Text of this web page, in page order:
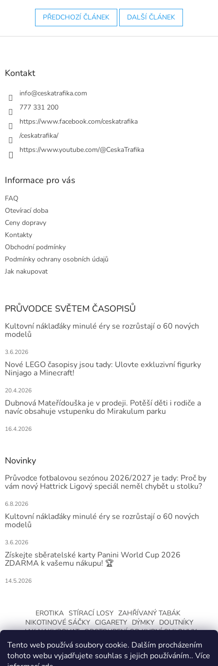
Tento web používá soubory cookie. Dalším procházením
tohoto webu vyjadřujete souhlas s jejich používáním.. Více
PŘEDCHOZÍ ČLÁNEK DALŠÍ ČLÁNEK
Z
Kontakt
info@ceskatrafika.com
777 331 200
https://www.facebook.com/ceskatrafika
/ceskatrafika/
https://www.youtube.com/@CeskaTrafika
Informace pro vás
FAQ
Otevírací doba
Ceny dopravy
Kontakty
Obchodní podmínky
Podmínky ochrany osobních údajů
Jak nakupovat
PRŮVODCE SVĚTEM ČASOPISŮ
Kultovní náklaďáky minulé éry se rozrůstají o 60 nových
modelů
3.6.2026
Nové LEGO časopisy jsou tady: Ulovte exkluzivní figurky
Ninjago a Minecraft!
20.4.2026
Dubnová Mateřídouška je v prodeji. Potěší děti i rodiče a
navíc obsahuje vstupenku do Mirakulum parku
16.4.2026
Novinky
Průvodce fotbalovou sezónou 2026/2027 je tady: Proč by
vám nový Hattrick Ligový speciál neměl chybět u stolku?
6.8.2026
Kultovní náklaďáky minulé éry se rozrůstají o 60 nových
modelů
3.6.2026
Získejte sběratelské karty Panini World Cup 2026
ZDARMA k vašemu nákupu! 🏆
14.5.2026
EROTIKA STÍRACÍ LOSY ZAHŘÍVANÝ TABÁK
NIKOTINOVÉ SÁČKY CIGARETY DÝMKY
DOUTNÍKY
JAK NAKUPOVAT ODSTOUPENÍ OD KUPNÍ SMLOUVY